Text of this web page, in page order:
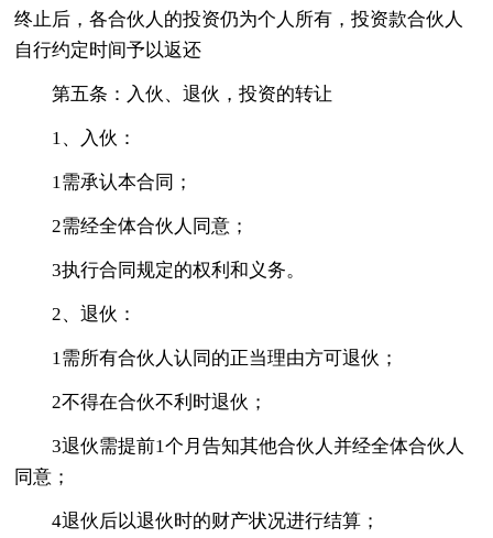
终止后，各合伙人的投资仍为个人所有，投资款合伙人
自行约定时间予以返还
第五条：入伙、退伙，投资的转让
1、入伙：
1需承认本合同；
2需经全体合伙人同意；
3执行合同规定的权利和义务。
2、退伙：
1需所有合伙人认同的正当理由方可退伙；
2不得在合伙不利时退伙；
3退伙需提前1个月告知其他合伙人并经全体合伙人
同意；
4退伙后以退伙时的财产状况进行结算；